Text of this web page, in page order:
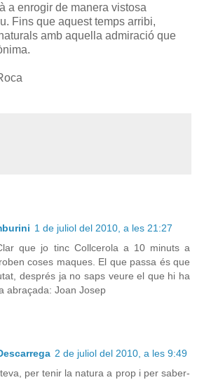
a enrogir de manera vistosa
Fins que aquest temps arribi,
amb aquella admiració que
1 de juliol del 2010, a les 21:27
que jo tinc Collcerola a 10 minuts a
coses maques. El que passa és que
després ja no saps veure el que hi ha
abraçada: Joan Josep
2 de juliol del 2010, a les 9:49
per tenir la natura a prop i per saber-